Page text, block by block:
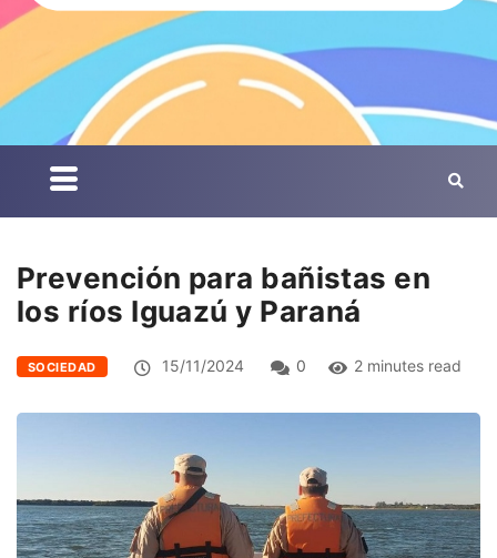
Prevención para bañistas en
los ríos Iguazú y Paraná
SOCIEDAD 15/11/2024 0 2 minutes read